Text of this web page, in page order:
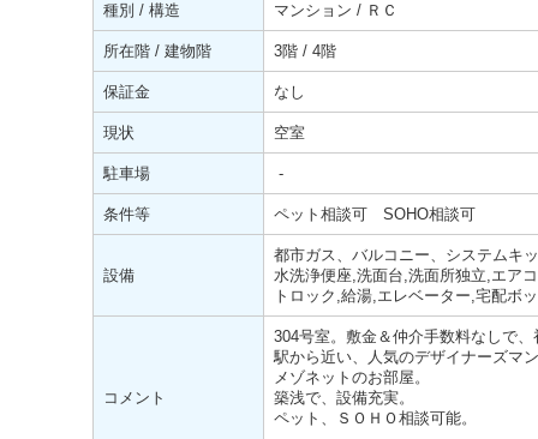
種別 / 構造 マンション / ＲＣ
所在階 / 建物階 3階 / 4階
保証金 なし
現状 空室
駐車場 -
条件等 ペット相談可 SOHO相談可
設備
都市ガス、バルコニー、システムキ
水洗浄便座,洗面台,洗面所独立,エア
トロック,給湯,エレベーター,宅配ボ
コメント
304号室。敷金＆仲介手数料なしで
駅から近い、人気のデザイナーズマ
メゾネットのお部屋。
築浅で、設備充実。
ペット、ＳＯＨＯ相談可能。